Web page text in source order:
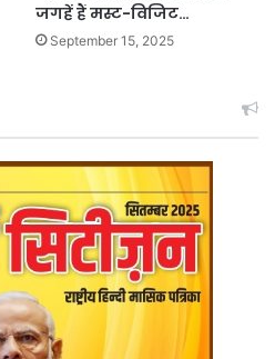
जगहें हैं मस्ट-विजिट…
September 15, 2025